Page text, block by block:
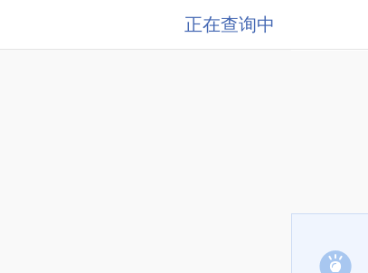
正在查询中